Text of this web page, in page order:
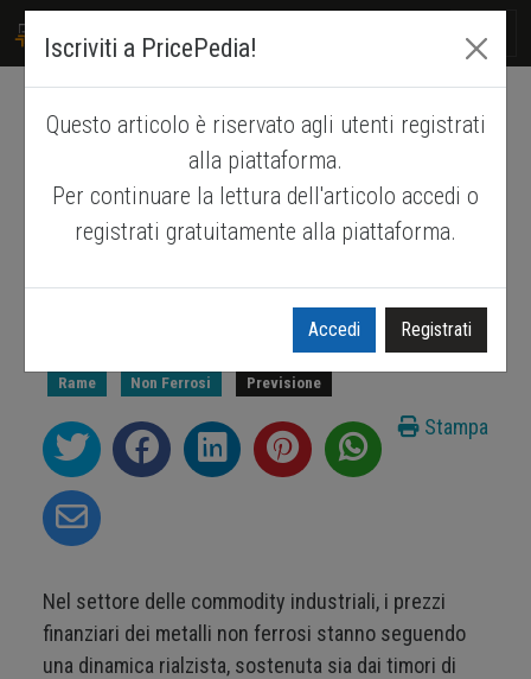
PRICEPEDIA
Previsioni dei prezzi del rame
LME
Quali livelli di prezzo attendersi per il rame
LME nel 2026 – 2027?
15 Dicembre 2025.
Rame Non Ferrosi Previsione
Stampa
Nel settore delle commodity industriali, i prezzi
finanziari dei metalli non ferrosi stanno seguendo
una dinamica rialzista, sostenuta sia dai timori di
Iscriviti a PricePedia!
Questo articolo è riservato agli utenti registrati
alla piattaforma.
Per continuare la lettura dell'articolo accedi o
registrati gratuitamente alla piattaforma.
Accedi Registrati